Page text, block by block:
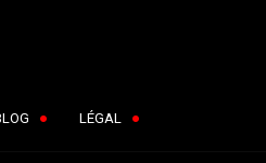
LÉGAL